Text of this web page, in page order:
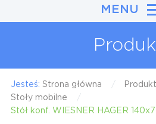
MENU
Jesteś: Strona główna
Stoły mobilne
Stół konf. WIESNER HAGER